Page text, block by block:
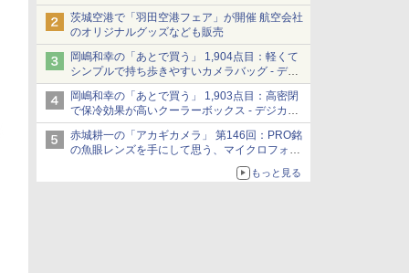
茨城空港で「羽田空港フェア」が開催 航空会社
のオリジナルグッズなども販売
岡嶋和幸の「あとで買う」 1,904点目：軽くて
シンプルで持ち歩きやすいカメラバッグ - デジ
カメ Watch
岡嶋和幸の「あとで買う」 1,903点目：高密閉
で保冷効果が高いクーラーボックス - デジカメ
Watch
赤城耕一の「アカギカメラ」 第146回：PRO銘
の魚眼レンズを手にして思う、マイクロフォー
もっと見る